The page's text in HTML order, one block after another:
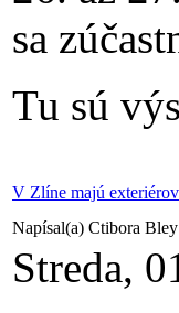
sa
Tu sú
V Zlíne majú
Napísal(a) Ctibora Bley
Streda,